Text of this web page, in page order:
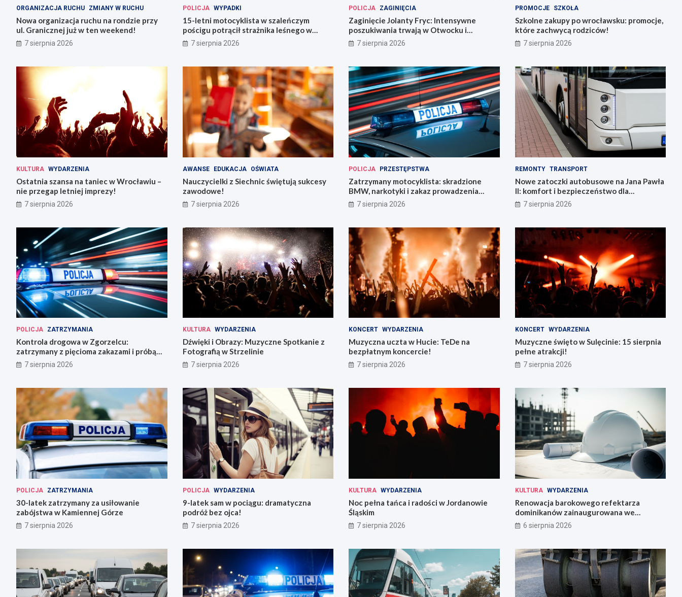
ORGANIZACJA RUCHU ZMIANY W RUCHU
Nowa organizacja ruchu na rondzie przy
ul. Granicznej już w ten weekend!
7 sierpnia 2026
POLICJA WYPADKI
15-letni motocyklista w szaleńczym
pościgu potrącił strażnika leśnego w
Lwówku Śląskim
7 sierpnia 2026
POLICJA ZAGINIĘCIA
Zaginięcie Jolanty Fryc: Intensywne
poszukiwania trwają w Otwocku i
Wrocławiu
7 sierpnia 2026
PROMOCJE SZKOŁA
Szkolne zakupy po wrocławsku: promocje,
które zachwycą rodziców!
7 sierpnia 2026
KULTURA WYDARZENIA
Ostatnia szansa na taniec w Wrocławiu –
nie przegap letniej imprezy!
7 sierpnia 2026
AWANSE EDUKACJA OŚWIATA
Nauczycielki z Siechnic świętują sukcesy
zawodowe!
7 sierpnia 2026
POLICJA PRZESTĘPSTWA
Zatrzymany motocyklista: skradzione
BMW, narkotyki i zakaz prowadzenia
pojazdów
7 sierpnia 2026
REMONTY TRANSPORT
Nowe zatoczki autobusowe na Jana Pawła
II: komfort i bezpieczeństwo dla
mieszkańców!
7 sierpnia 2026
POLICJA ZATRZYMANIA
Kontrola drogowa w Zgorzelcu:
zatrzymany z pięcioma zakazami i próbą
ucieczki
7 sierpnia 2026
KULTURA WYDARZENIA
Dźwięki i Obrazy: Muzyczne Spotkanie z
Fotografią w Strzelinie
7 sierpnia 2026
KONCERT WYDARZENIA
Muzyczna uczta w Hucie: TeDe na
bezpłatnym koncercie!
7 sierpnia 2026
KONCERT WYDARZENIA
Muzyczne święto w Sulęcinie: 15 sierpnia
pełne atrakcji!
7 sierpnia 2026
POLICJA ZATRZYMANIA
30-latek zatrzymany za usiłowanie
zabójstwa w Kamiennej Górze
7 sierpnia 2026
POLICJA WYDARZENIA
9-latek sam w pociągu: dramatyczna
podróż bez ojca!
7 sierpnia 2026
KULTURA WYDARZENIA
Noc pełna tańca i radości w Jordanowie
Śląskim
7 sierpnia 2026
KULTURA WYDARZENIA
Renowacja barokowego refektarza
dominikanów zainaugurowana we
Wrocławiu
6 sierpnia 2026